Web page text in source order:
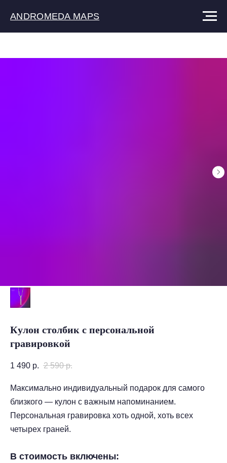
ANDROMEDA MAPS
Кулон столбик с персональной
гравировкой
1 490 р. 2 590 р.
Максимально индивидуальный подарок для самого
близкого — кулон с важным напоминанием.
Персональная гравировка хоть одной, хоть всех
четырех граней.
В стоимость включены: